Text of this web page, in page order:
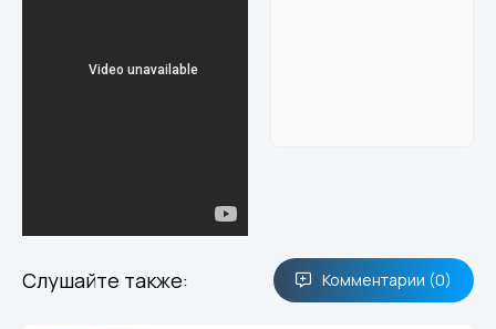
Слушайте также: Комментарии (0)